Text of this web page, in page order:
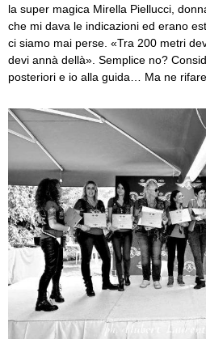
la super magica Mirella Piellucci,
che mi dava le indicazioni ed erano
ci siamo mai perse. «Tra 200 metri
devi annà dellà». Semplice no?
posteriori e io alla guida… Ma ne